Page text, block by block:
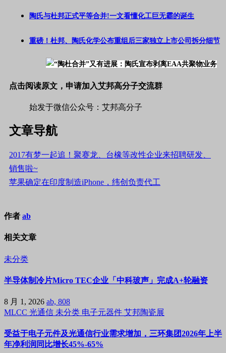
陶氏与杜邦正式平等合并!一文看懂化工巨无霸的诞生
重磅！杜邦、陶氏化学公布重组后三家独立上市公司拆分细节
点击阅读原文，申请加入艾邦高分子交流群
始发于微信公众号：艾邦高分子
文章导航
2017有梦一起追！聚赛龙、台橡等改性企业来招聘研发、
销售啦~
苹果确定在印度制造iPhone，纬创负责代工
作者 ab
相关文章
未分类
半导体制冷片Micro TEC企业「中科玻声」完成A+轮融资
8 月 1, 2026 ab, 808
MLCC 光通信 未分类 电子元器件 艾邦陶瓷展
受益于电子元件及光通信行业需求增加，三环集团2026年上半
年净利润同比增长45%-65%